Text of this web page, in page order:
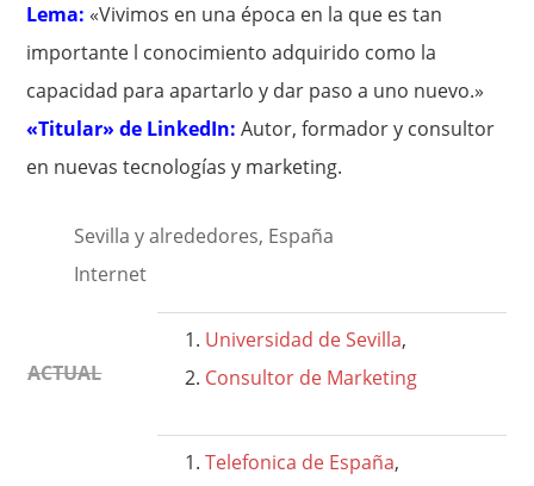
Lema: «Vivimos en una época en la que es tan
importante l conocimiento adquirido como la
capacidad para apartarlo y dar paso a uno nuevo.»
«Titular» de LinkedIn:Autor, formador y consultor
en nuevas tecnologías y marketing.
Sevilla y alrededores, España
Internet
ACTUAL
Universidad de Sevilla,
Consultor de Marketing
Telefonica de España,